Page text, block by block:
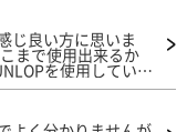
じ良い方に思いま
を使用していた